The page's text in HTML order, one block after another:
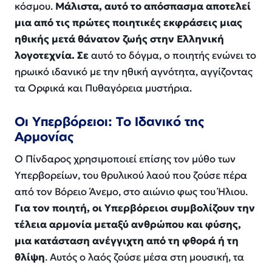
κόσμου. Μάλιστα, αυτό το απόσπασμα αποτελεί
μια από τις πρώτες ποιητικές εκφράσεις μιας
ηθικής μετά θάνατον ζωής στην Ελληνική
λογοτεχνία. Σεαυτό το δόγμα, ο ποιητής ενώνει το
ηρωικό ιδανικό με την ηθική αγνότητα, αγγίζοντας
τα Ορφικά και Πυθαγόρεια μυστήρια.
Οι Υπερβόρειοι: Το Ιδανικό της
Αρμονίας
Ο Πίνδαρος χρησιμοποιεί επίσης τον μύθο των
Υπερβορείων, του θρυλικού λαού που ζούσε πέρα
από τον Βόρειο Άνεμο, στο αιώνιο φως του Ήλιου.
Για τον ποιητή, οι Υπερβόρειοι συμβολίζουν την
τέλεια αρμονία μεταξύ ανθρώπου και φύσης,
μια κατάσταση ανέγγιχτη από τη φθορά ή τη
θλίψη. Αυτός ο λαός ζούσε μέσα στη μουσική, τα